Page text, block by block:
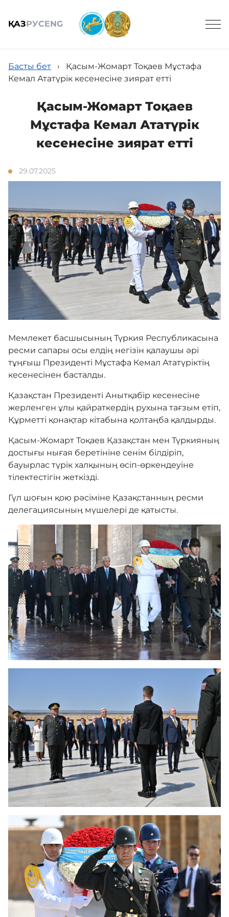
ҚАЗРУСENG
Жалпы мәлімет
Құрамы
Қызметтер
Жемқорлыққа қарсы шаралар
Мемлекеттік рәміздер
Байланыс
Бірыңғай сөздік
Нашар көретіндерге
арналған нұсқа
Басты бет ›
Қасым-Жомарт Тоқаев Мұстафа
Кемал Ататүрік кесенесіне зиярат етті
Қасым-Жомарт Тоқаев
Мұстафа Кемал Ататүрік
кесенесіне зиярат етті
29.07.2025
Мемлекет басшысының Түркия Республикасына
ресми сапары осы елдің негізін қалаушы әрі
тұңғыш Президенті Мұстафа Кемал Ататүріктің
кесенесінен басталды.
Қазақстан Президенті Анытқабір кесенесіне
жерленген ұлы қайраткердің рухына тағзым етіп,
Құрметті қонақтар кітабына қолтаңба қалдырды.
Қасым-Жомарт Тоқаев Қазақстан мен Түркияның
достығы нығая беретініне сенім білдіріп,
бауырлас түрік халқының өсіп-өркендеуіне
тілектестігін жеткізді.
Гүл шоғын қою рәсіміне Қазақстанның ресми
делегациясының мүшелері де қатысты.